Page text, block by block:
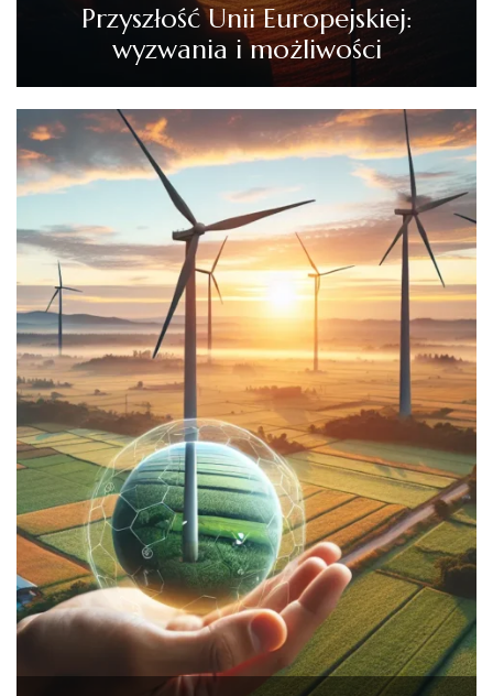
Przyszłość Unii Europejskiej:
wyzwania i możliwości